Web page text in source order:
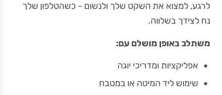
לרגע, למצוא את השקט שלך ולנשום - כשהטלפון שלך
נח לצידך בשלווה.
משתלב באופן מושלם עם:
אפליקציות ומדריכי יוגה
שימוש ליד המיטה או במטבח